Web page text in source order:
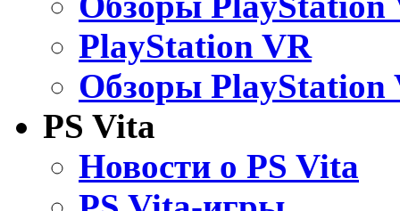
PlayStation VR
Обзоры PlayStation
PS Vita
Новости о PS Vita